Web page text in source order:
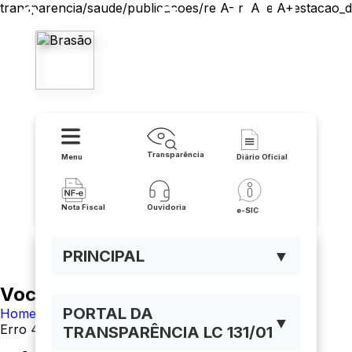
transparencia/saude/publicacoes/ A- A A+
Menu Transparência Diário Oficial
Nota Fiscal Ouvidoria e-SIC
PRINCIPAL ▼
PORTAL DA
TRANSPARÊNCIA LC 131/01 ▼
Você está navegando em:
Home
Erro 404